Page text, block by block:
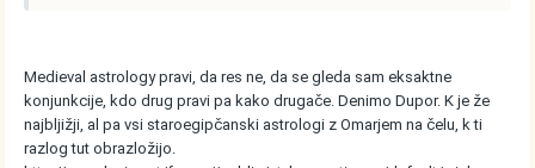
Medieval astrology pravi, da res ne, da se gleda sam eksaktne
konjunkcije, kdo drug pravi pa kako drugače. Denimo Dupor. K je že
najbljižji, al pa vsi staroegipčanski astrologi z Omarjem na čelu, k ti
razlog tut obrazložijo.